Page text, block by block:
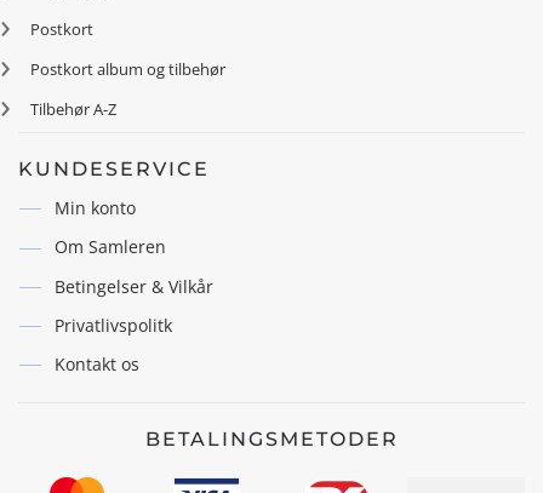
Postkort
Postkort album og tilbehør
Tilbehør A-Z
KUNDESERVICE
Min konto
Om Samleren
Betingelser & Vilkår
Privatlivspolitk
Kontakt os
BETALINGSMETODER